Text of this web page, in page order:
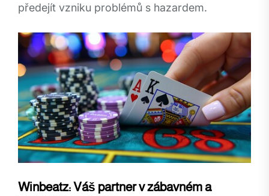
předejít vzniku problémů s hazardem.
Winbeatz: Váš partner v zábavném a